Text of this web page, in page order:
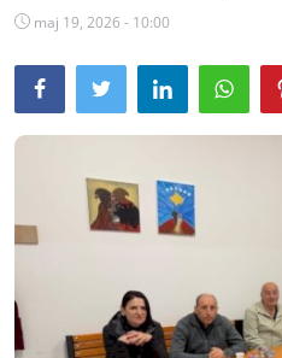
KOSOVA
LAJME NGA BOTA
SHOWBIZ
SHENDETI
Gallery
maj 19, 2026 - 10:00